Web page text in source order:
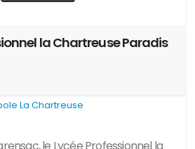
la Chartreuse Paradis